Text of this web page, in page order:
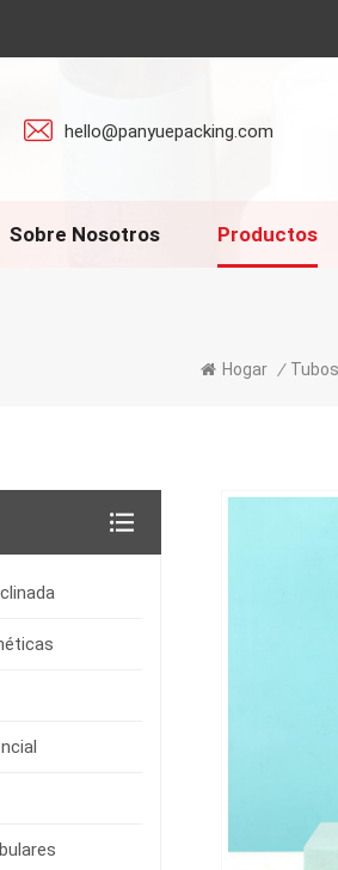
hello@panyuepacking.com
Sobre Nosotros Productos
Hogar /